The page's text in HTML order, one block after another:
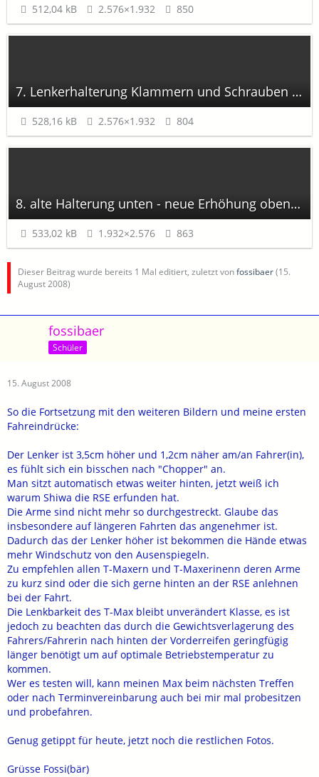
512,04 kB 2.576×1.932 850
7. Lenkerhalterung Klammern und Schrauben entfernt.jpg
528,16 kB 2.576×1.932 804
8. alte Halterung unten - neue Erhöhung oben.jpg
533,02 kB 1.932×2.576 863
Dieser Beitrag wurde bereits 1 Mal editiert, zuletzt vonfossibaer(15.
August 2008)
fossibaer
Schüler
15. August 2008
So die Fortsetzung mit den weiteren Bildern und meine ersten
Fahreindrücke:
Der Lenker ist 3,5cm höher und 1,2cm näher am/an Fahrer(in),
es fühlt sich ein bisschen nach "Chopper" an.
Man sitzt automatisch etwas weiter hinten, jetzt weiß ich
warum Shiwa die RSE erfunden hat.
Die Arme sind nicht mehr so durchgestreckt. Glaube das
insbesondere auf längeren Fahrten das angenehmer ist.
Dadurch das der Lenker höher ist bekommen die Hände etwas
mehr Windschutz von den Ausenspiegeln.
Zu empfehlen allen T-Maxern und T-Maxerinenn deren Arme
zu kurz sind oder die sich gerne hinten an der RSE anlehnen
bei der Fahrt.
Die Lenkbarkeit des T-Max bleibt unverändert Klasse, es ist
jedoch zu beachten das durch die Gewichtsverlagerung des
Fahrers/Fahrerin nach hinten der Vorderreifen geringfügig
länger benötigt um auf optimale Betriebstemperatur zu
kommen.
Wer es testen will, kann meinen Max beim nächsten Treffen
oder nach Terminvereinbarung auch bei mir mal probesitzen
und probefahren.
Genug getippt für heute, jetzt noch die restlichen Fotos.
Grüsse Fossi(bär)